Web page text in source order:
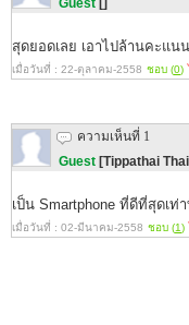
Guest []
สุดยอดเลย เอาไปล้านคะแนน
เมื่อวันที่ : 22-ตุลาคม-2558 ชอบ (0)
ความเห็นที่ 1
Guest [Tippathai
เป็น Smartphone ที่ดีที่สุดเท่
เมื่อวันที่ : 02-มีนาคม-2558 ชอบ (1)